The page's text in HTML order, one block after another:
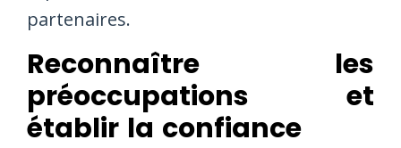
partenaires.
Reconnaître les
préoccupations et
établir la confiance